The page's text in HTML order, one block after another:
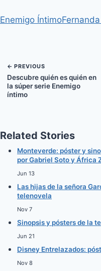
a
e
n
w
i
)
a
n
b
Enemigo Íntimo
← PREVIOUS
Descubre quién es quién en
la súper serie Enemigo
íntimo
Related Stories
Monteverde: póster y
por Gabriel Soto y África
Jun 13
Las hijas de la señora
telenovela
Nov 7
Sinopsis y pósters de la
Jun 21
Disney Entrelazados:
Nov 8